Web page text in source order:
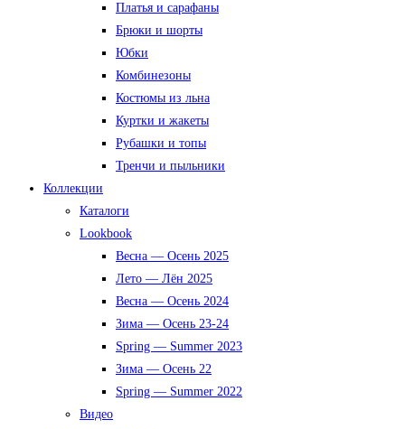
Платья и сарафаны
Брюки и шорты
Юбки
Комбинезоны
Костюмы из льна
Куртки и жакеты
Рубашки и топы
Тренчи и пыльники
Коллекции
Каталоги
Lookbook
Весна — Осень 2025
Лето — Лён 2025
Весна — Осень 2024
Зима — Осень 23-24
Spring — Summer 2023
Зима — Осень 22
Spring — Summer 2022
Видео